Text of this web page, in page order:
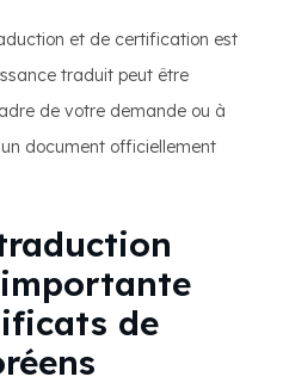
et de certification est
traduit peut être
de votre demande ou à
document officiellement
de